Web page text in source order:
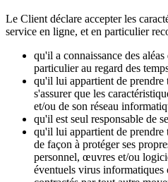
Le Client déclare accepter les
service en ligne, et en particulier
qu'il a connaissance des
particulier au regard des
qu'il lui appartient de prendre
s'assurer que les
et/ou de son réseau
qu'il est seul responsable de
qu'il lui appartient de prendre
de façon à protéger ses
personnel, œuvres et/ou
éventuels virus